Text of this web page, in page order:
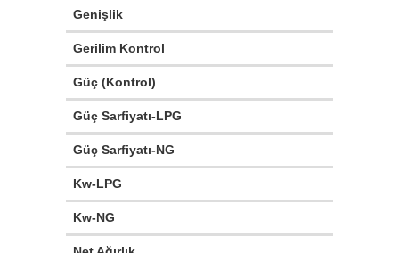
Genişlik
Gerilim Kontrol
Güç (Kontrol)
Güç Sarfiyatı-LPG
Güç Sarfiyatı-NG
Kw-LPG
Kw-NG